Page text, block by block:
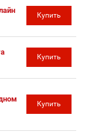
Купить
Купить
Купить